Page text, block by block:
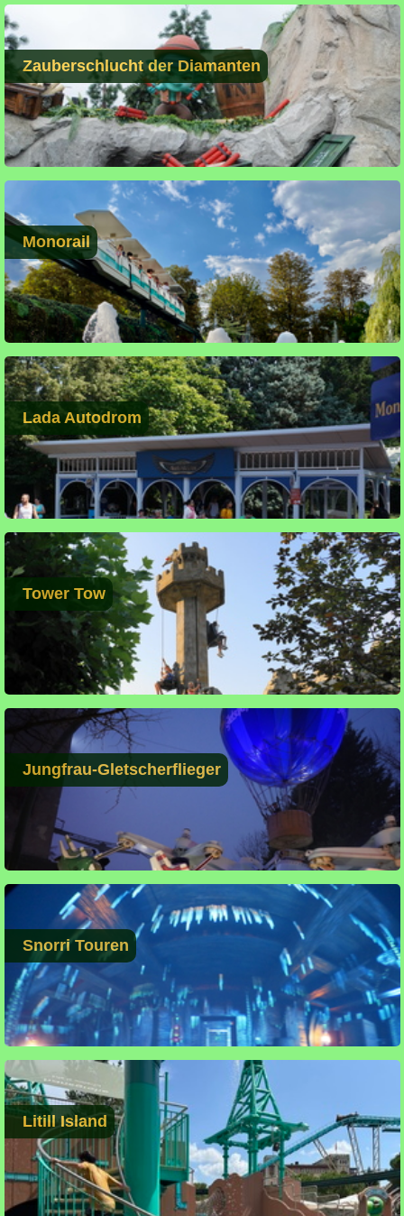
Zauberschlucht der Diamanten
Monorail
Lada Autodrom
Tower Tow
Jungfrau-Gletscherflieger
Snorri Touren
Litill Island